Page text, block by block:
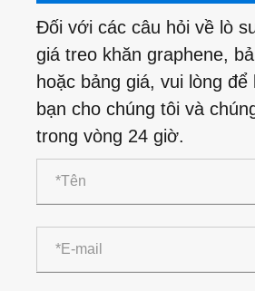
Đối với các câu hỏi về lò
giá treo khăn graphene,
hoặc bảng giá, vui lòng để
bạn cho chúng tôi và
trong vòng 24 giờ.